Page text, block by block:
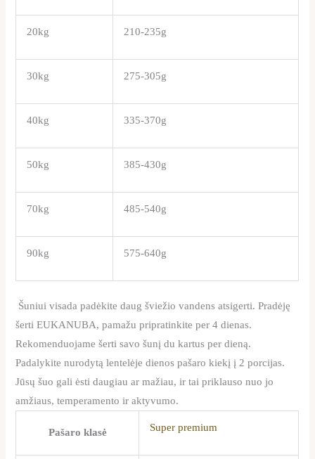
20kg 210-235g
30kg 275-305g
40kg 335-370g
50kg 385-430g
70kg 485-540g
90kg 575-640g
Šuniui visada padėkite daug šviežio vandens atsigerti. Pradėję
šerti EUKANUBA, pamažu pripratinkite per 4 dienas.
Rekomenduojame šerti savo šunį du kartus per dieną.
Padalykite nurodytą lentelėje dienos pašaro kiekį į 2 porcijas.
Jūsų šuo gali ėsti daugiau ar mažiau, ir tai priklauso nuo jo
amžiaus, temperamento ir aktyvumo.
Pašaro klasė Super premium